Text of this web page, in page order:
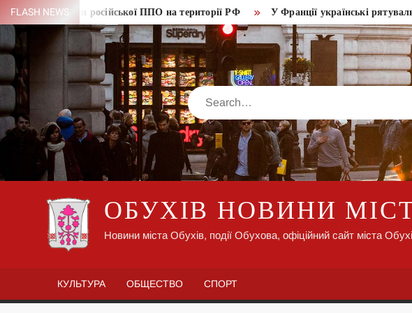
Skip
to
content
FLASH NEWSросійської ППО на території РФ У Франції українські рятувальники
Search
ОБУХІВ НОВИНИ
Новини міста Обухів, події Обухова, офіційний сайт міста
КУЛЬТУРА ОБЩЕСТВО СПОРТ